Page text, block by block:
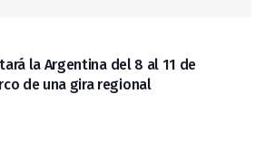
la Argentina del 8 al 11 de
de una gira regional